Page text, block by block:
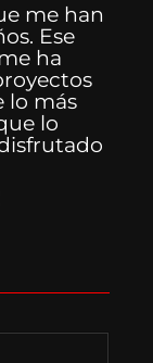
me han
Ese
ha
lo más
lo